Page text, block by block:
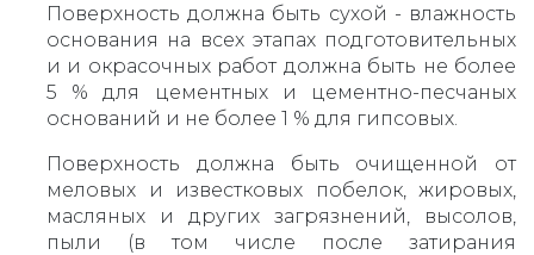
Поверхность должна быть сухой - влажность
основания на всех этапах подготовительных
и и окрасочных работ должна быть не более
5 % для цементных и цементно-песчаных
оснований и не более 1 % для гипсовых.
Поверхность должна быть очищенной от
меловых и известковых побелок, жировых,
масляных и других загрязнений, высолов,
пыли (в том числе после затирания